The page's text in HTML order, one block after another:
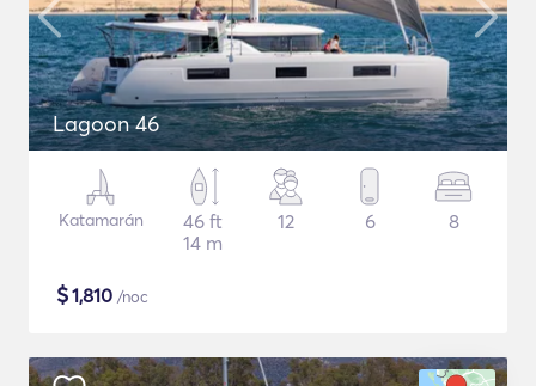
Lagoon 46
Katamarán
46 ft
14 m
12 6 8
$1,810 /noc